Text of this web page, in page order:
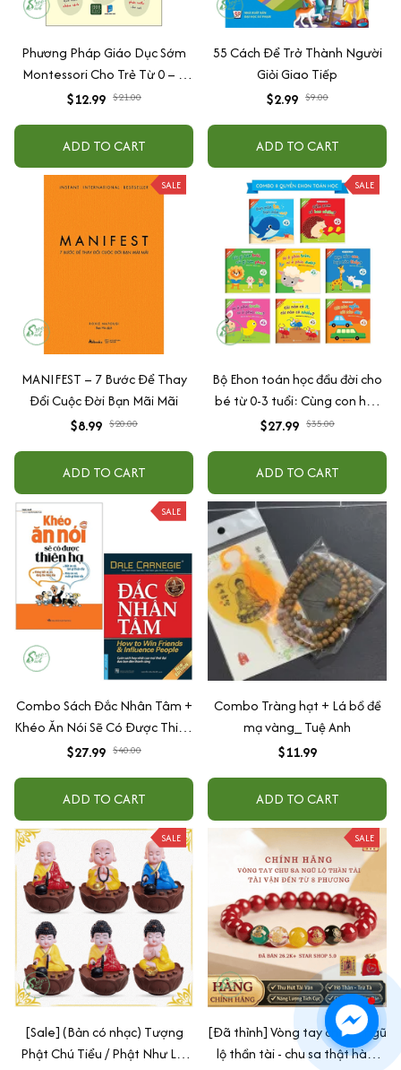
Phương Pháp Giáo Dục Sớm
Montessori Cho Trẻ Từ 0 – 3
Tuổi
$12.99 $21.00
ADD TO CART
55 Cách Để Trở Thành Người
Giỏi Giao Tiếp
$2.99 $9.00
ADD TO CART
SALE
MANIFEST – 7 Bước Để Thay
Đổi Cuộc Đời Bạn Mãi Mãi
$8.99 $20.00
ADD TO CART
SALE
Bộ Ehon toán học đầu đời cho
bé từ 0-3 tuổi: Cùng con học
toán (song ngữ Việt Anh)
$27.99 $35.00
ADD TO CART
SALE
Combo Sách Đắc Nhân Tâm +
Khéo Ăn Nói Sẽ Có Được Thiên
Hạ
$27.99 $40.00
ADD TO CART
Combo Tràng hạt + Lá bồ đề
mạ vàng_ Tuệ Anh
$11.99
ADD TO CART
SALE
[Sale] (Bản có nhạc) Tượng
Phật Chú Tiểu / Phật Như Lai
SALE
[Đã thỉnh] Vòng tay chu sa ngũ
lộ thần tài - chu sa thật hàm